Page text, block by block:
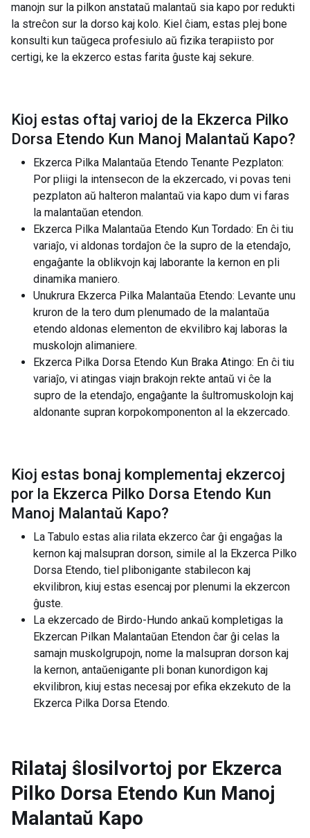
manojn sur la pilkon anstataŭ malantaŭ sia kapo por redukti
la streĉon sur la dorso kaj kolo. Kiel ĉiam, estas plej bone
konsulti kun taŭgeca profesiulo aŭ fizika terapiisto por
certigi, ke la ekzerco estas farita ĝuste kaj sekure.
Kioj estas oftaj varioj de la Ekzerca Pilko
Dorsa Etendo Kun Manoj Malantaŭ Kapo?
Ekzerca Pilka Malantaŭa Etendo Tenante Pezplaton:
Por pliigi la intensecon de la ekzercado, vi povas teni
pezplaton aŭ halteron malantaŭ via kapo dum vi faras
la malantaŭan etendon.
Ekzerca Pilka Malantaŭa Etendo Kun Tordado: En ĉi tiu
variaĵo, vi aldonas tordaĵon ĉe la supro de la etendaĵo,
engaĝante la oblikvojn kaj laborante la kernon en pli
dinamika maniero.
Unukrura Ekzerca Pilka Malantaŭa Etendo: Levante unu
kruron de la tero dum plenumado de la malantaŭa
etendo aldonas elementon de ekvilibro kaj laboras la
muskolojn alimaniere.
Ekzerca Pilka Dorsa Etendo Kun Braka Atingo: En ĉi tiu
variaĵo, vi atingas viajn brakojn rekte antaŭ vi ĉe la
supro de la etendaĵo, engaĝante la ŝultromuskolojn kaj
aldonante supran korpokomponenton al la ekzercado.
Kioj estas bonaj komplementaj ekzercoj
por la Ekzerca Pilko Dorsa Etendo Kun
Manoj Malantaŭ Kapo?
La Tabulo estas alia rilata ekzerco ĉar ĝi engaĝas la
kernon kaj malsupran dorson, simile al la Ekzerca Pilko
Dorsa Etendo, tiel plibonigante stabilecon kaj
ekvilibron, kiuj estas esencaj por plenumi la ekzercon
ĝuste.
La ekzercado de Birdo-Hundo ankaŭ kompletigas la
Ekzercan Pilkan Malantaŭan Etendon ĉar ĝi celas la
samajn muskolgrupojn, nome la malsupran dorson kaj
la kernon, antaŭenigante pli bonan kunordigon kaj
ekvilibron, kiuj estas necesaj por efika ekzekuto de la
Ekzerca Pilka Dorsa Etendo.
Rilataj ŝlosilvortoj por Ekzerca
Pilko Dorsa Etendo Kun Manoj
Malantaŭ Kapo